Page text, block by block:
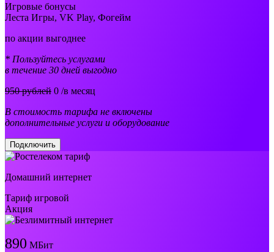
Игровые бонусы
Леста Игры, VK Play, Фогейм
по акции выгоднее
* Пользуйтесь услугами
в течение 30 дней выгодно
950 рублей 0 /в месяц
В стоимость тарифа не включены
дополнительные услуги и оборудование
Подключить
Домашний интернет
Тариф игровой
Акция
890 МБит